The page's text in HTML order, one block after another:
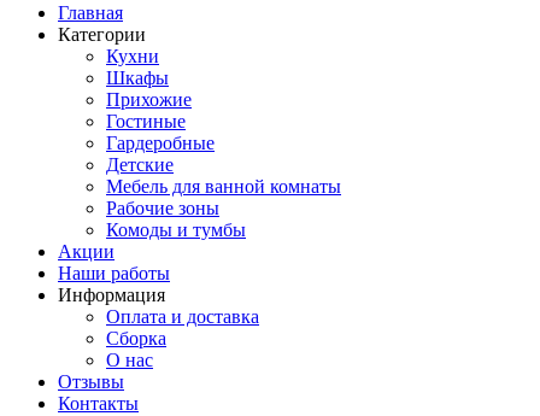
Главная
Категории
Кухни
Шкафы
Прихожие
Гостиные
Гардеробные
Детские
Мебель для ванной комнаты
Рабочие зоны
Комоды и тумбы
Акции
Наши работы
Информация
Оплата и доставка
Сборка
О нас
Отзывы
Контакты